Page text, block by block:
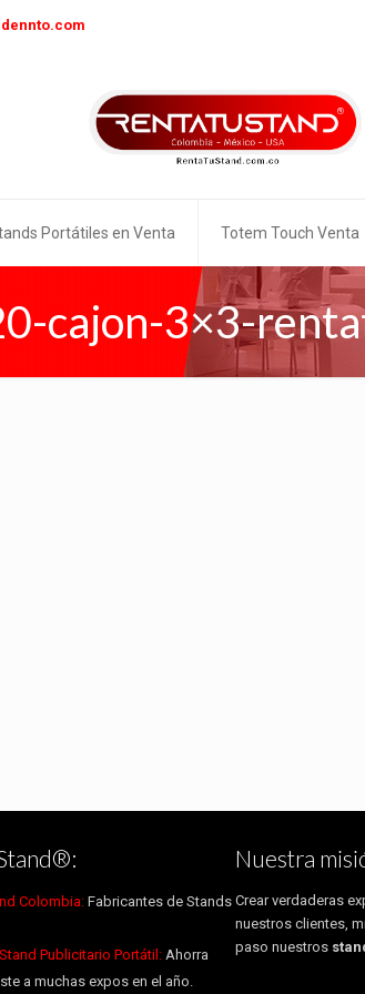
Portátiles en Venta Totem Touch Venta
cajon-3×3-
Colombia:Fabricantes de Stands
Publicitario Portátil: Ahorra
a muchas expos en el año.
Nuestra
Crear verdaderas
nuestros clientes,
paso nuestros